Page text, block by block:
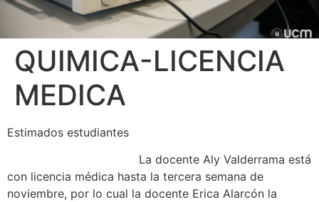
QUIMICA-LICENCIA
MEDICA
Estimados estudiantes
La docente Aly Valderrama está
con licencia médica hasta la tercera semana de
noviembre, por lo cual la docente Erica Alarcón la